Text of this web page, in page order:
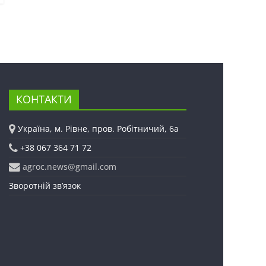
КОНТАКТИ
Україна, м. Рівне, пров. Робітничий, 6а
+38 067 364 71 72
agroc.news@gmail.com
Зворотній зв’язок